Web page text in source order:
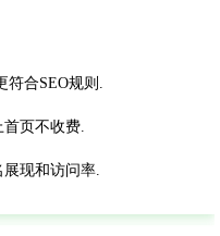
符合SEO规则.
页不收费.
现和访问率.